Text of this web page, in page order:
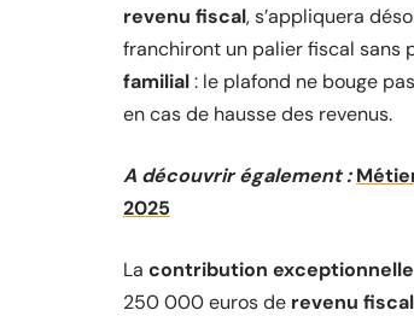
revenu fiscal, s’appliquera
franchiront un palier fiscal sans
familial: le plafond ne bouge
en cas de hausse des revenus.
A découvrir également :
2025
La contribution
250 000 euros de revenu